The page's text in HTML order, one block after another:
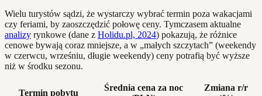
Wielu turystów sądzi, że wystarczy wybrać termin poza wakacjami
czy feriami, by zaoszczędzić połowę ceny. Tymczasem aktualne
analizy rynkowe (dane z Holidu.pl, 2024) pokazują, że różnice
cenowe bywają coraz mniejsze, a w „małych szczytach” (weekendy
w czerwcu, wrześniu, długie weekendy) ceny potrafią być wyższe
niż w środku sezonu.
Termin pobytu
Średnia cena za noc
Zmiana r/r